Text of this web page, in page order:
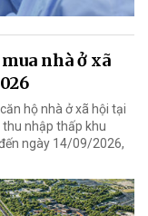
nhà ở xã
hộ nhà ở xã hội tại
nhập thấp khu
ngày 14/09/2026,